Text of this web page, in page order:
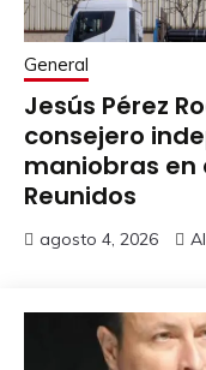
General
Jesús Pérez
consejero
maniobras en
Reunidos
agosto 4, 2026